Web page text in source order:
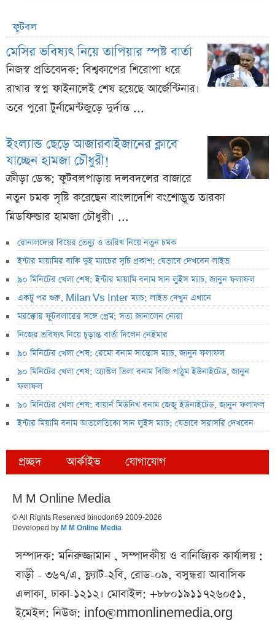
ফুটবল
মেসির ভবিষ্যৎ নিয়ে তাপিয়ার স্পষ্ট বার্তা
নিজস্ব প্রতিবেদক: বিশ্বকাপের শিরোপা ধরে
রাখার স্বপ্ন ফাইনালেই শেষ হয়েছে আর্জেন্টিনার।
তবে পুরো টুর্নামেন্টজুড়ে দুর্দান্ত ...
ইংল্যান্ড ছেড়ে আজারবাইজানের ক্লাবে
যাচ্ছেন হামজা চৌধুরী!
ক্রীড়া ডেস্ক: ফুটবলপাড়ায় দলবদলের বাজারে
নতুন চমক সৃষ্টি করেছেন বাংলাদেশি বংশোদ্ভূত তারকা
মিডফিল্ডার হামজা চৌধুরী। ...
রোনালদোর বিয়ের ভেন্যু ও তারিখ নিয়ে নতুন চমক
ইন্টার মায়ামির বাকি দুই ম্যাচের সূচি প্রকাশ; যেভাবে দেখবেন লাইভ
৯০ মিনিটের খেলা শেষ: ইন্টার মায়ামি বনাম সান লুইস ম্যাচ, জানুন ফলাফল
একটু পর শুরু, Milan Vs Inter ম্যাচ; লাইভ দেখুন এখানে
মরক্কোর ফুটবলারের সঙ্গে প্রেম; সত্য জানালেন নোরা
নিজের ভবিষ্যৎ নিয়ে চূড়ান্ত বার্তা দিলেন নেইমার
৯০ মিনিটের খেলা শেষ: রেমো বনাম সান্তোস ম্যাচ, জানুন ফলাফল
৯০ মিনিটের খেলা শেষ: অ্যাস্টল ভিলা বনাম বিজি পাঠুম ইউনাইটেড, জানুন
ফলাফল
৯০ মিনিটের খেলা শেষ: বায়ার্ন মিউনিখ বনাম জেজু ইউনাইটেড, জানুন ফলাফল
ইন্টার মিয়ামি বনাম আতলেতিকো সান লুইস ম্যাচ; যেভাবে সরাসরি দেখবেন
প্রচ্ছদ আর্কাইভ যোগাযোগ
M M Online Media
© All Rights Reserved binodon69 2009-2026
Developed by M M Online Media
সম্পাদক: মনিরুজ্জামান , সম্পাদকীয় ও বানিজ্যিক কার্যালয় :
বাড়ী - ৩৬৭/এ, ফ্ল্যাট-২বি, রোড-০৯, বসুন্ধরা আবাসিক
এলাকা, ঢাকা-১২১২। মোবাইল: +৮৮০১৯১১৭২৬০৫১,
ইমেইল: নিউজ: info@mmonlinemedia.org